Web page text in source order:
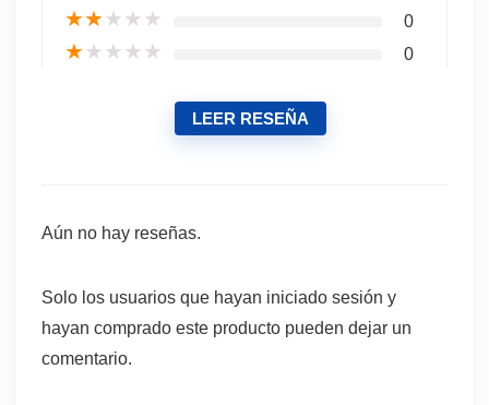
★★★★★ 0
★★★★★ 0
LEER RESEÑA
Aún no hay reseñas.
Solo los usuarios que hayan iniciado sesión y
hayan comprado este producto pueden dejar un
comentario.